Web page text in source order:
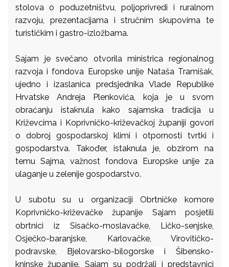
stolova o poduzetništvu, poljoprivredi i ruralnom
razvoju, prezentacijama i stručnim skupovima te
turističkim i gastro-izložbama.
Sajam je svečano otvorila ministrica regionalnog
razvoja i fondova Europske unije Nataša Tramišak,
ujedno i izaslanica predsjednika Vlade Republike
Hrvatske Andreja Plenkovića, koja je u svom
obraćanju istaknula kako sajamska tradicija u
Križevcima i Koprivničko-križevačkoj županiji govori
o dobroj gospodarskoj klimi i otpornosti tvrtki i
gospodarstva. Također, istaknula je, obzirom na
temu Sajma, važnost fondova Europske unije za
ulaganje u zelenije gospodarstvo.
U subotu su u organizaciji Obrtničke komore
Koprivničko-križevačke županije Sajam posjetili
obrtnici iz
Sisačko-moslavačke, Ličko-senjske,
Osječko-baranjske, Karlovačke, Virovitičko-
podravske, Bjelovarsko-bilogorske
i Šibensko-
kninske županije. Sajam su podržali i predstavnici